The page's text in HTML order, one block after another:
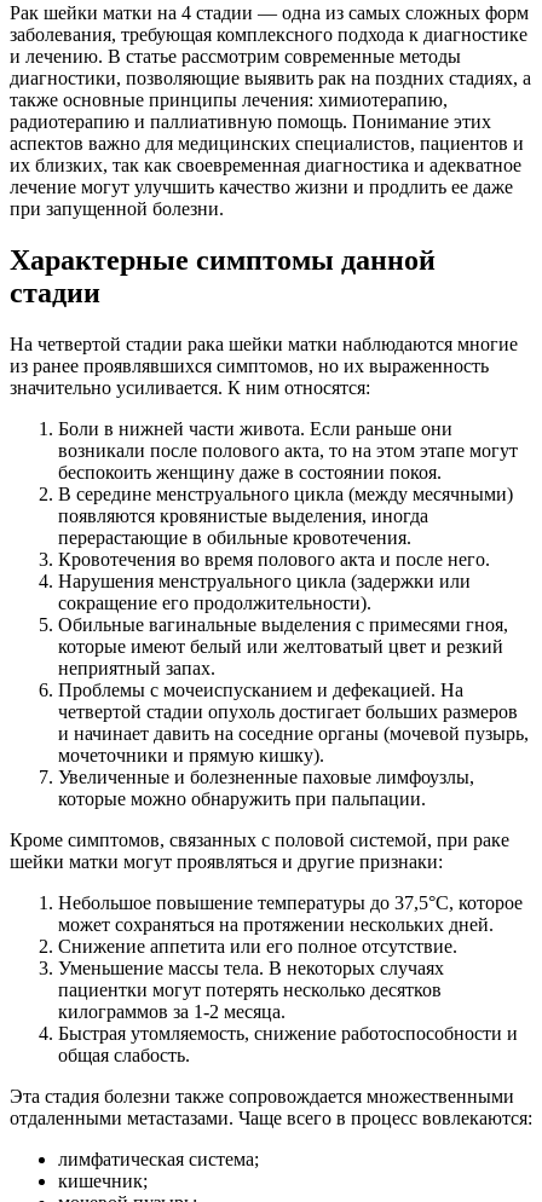
Рак шейки матки на 4 стадии — одна из самых сложных форм
заболевания, требующая комплексного подхода к диагностике
и лечению. В статье рассмотрим современные методы
диагностики, позволяющие выявить рак на поздних стадиях, а
также основные принципы лечения: химиотерапию,
радиотерапию и паллиативную помощь. Понимание этих
аспектов важно для медицинских специалистов, пациентов и
их близких, так как своевременная диагностика и адекватное
лечение могут улучшить качество жизни и продлить ее даже
при запущенной болезни.
Характерные симптомы данной
стадии
На четвертой стадии рака шейки матки наблюдаются многие
из ранее проявлявшихся симптомов, но их выраженность
значительно усиливается. К ним относятся:
Боли в нижней части живота. Если раньше они
возникали после полового акта, то на этом этапе могут
беспокоить женщину даже в состоянии покоя.
В середине менструального цикла (между месячными)
появляются кровянистые выделения, иногда
перерастающие в обильные кровотечения.
Кровотечения во время полового акта и после него.
Нарушения менструального цикла (задержки или
сокращение его продолжительности).
Обильные вагинальные выделения с примесями гноя,
которые имеют белый или желтоватый цвет и резкий
неприятный запах.
Проблемы с мочеиспусканием и дефекацией. На
четвертой стадии опухоль достигает больших размеров
и начинает давить на соседние органы (мочевой пузырь,
мочеточники и прямую кишку).
Увеличенные и болезненные паховые лимфоузлы,
которые можно обнаружить при пальпации.
Кроме симптомов, связанных с половой системой, при раке
шейки матки могут проявляться и другие признаки:
Небольшое повышение температуры до 37,5°С, которое
может сохраняться на протяжении нескольких дней.
Снижение аппетита или его полное отсутствие.
Уменьшение массы тела. В некоторых случаях
пациентки могут потерять несколько десятков
килограммов за 1-2 месяца.
Быстрая утомляемость, снижение работоспособности и
общая слабость.
Эта стадия болезни также сопровождается множественными
отдаленными метастазами. Чаще всего в процесс вовлекаются:
лимфатическая система;
кишечник;